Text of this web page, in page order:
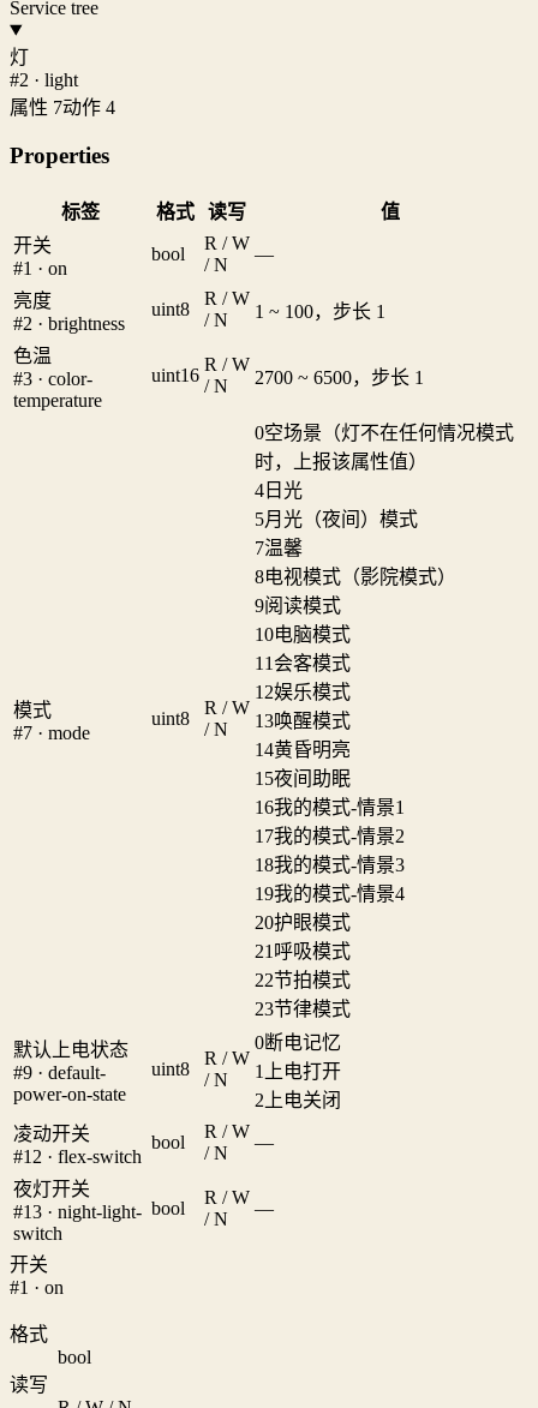
Service tree
灯
#2 · light
属性 7动作 4
Properties
标签 格式 读写
值
开关
#1 · on
bool
R / W
/ N
—
亮度
#2 · brightness
uint8
R / W
/ N
1 ~ 100，步长 1
色温
#3 · color-
temperature
uint16
R / W
/ N
2700 ~ 6500，步长 1
模式
#7 · mode
uint8
R / W
/ N
0空场景（灯不在任何情况模式
时，上报该属性值）
4 日光
5月光（夜间）模式
7温馨
8电视模式（影院模式）
9阅读模式
10电脑模式
11 会客模式
12娱乐模式
13唤醒模式
14黄昏明亮
15夜间助眠
16我的模式-情景1
17我的模式-情景2
18我的模式-情景3
19我的模式-情景4
20护眼模式
21 呼吸模式
22节拍模式
23节律模式
默认上电状态
#9 · default-
power-on-state
uint8
R / W
/ N
0断电记忆
1
上电打开
2 上电关闭
凌动开关
#12 · flex-switch
bool
R / W
/ N
—
夜灯开关
#13 · night-light-
switch
bool
R / W
/ N
—
开关
#1 · on
格式
bool
读写